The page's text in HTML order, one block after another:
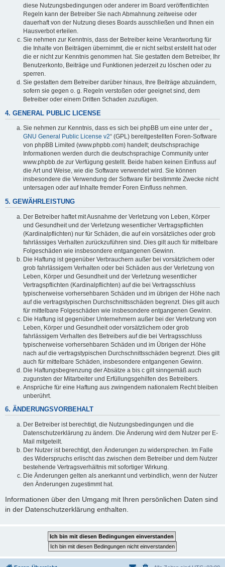
diese Nutzungsbedingungen oder anderer im Board veröffentlichten
Regeln kann der Betreiber Sie nach Abmahnung zeitweise oder
dauerhaft von der Nutzung dieses Boards ausschließen und Ihnen ein
Hausverbot erteilen.
Sie nehmen zur Kenntnis, dass der Betreiber keine Verantwortung für
die Inhalte von Beiträgen übernimmt, die er nicht selbst erstellt hat oder
die er nicht zur Kenntnis genommen hat. Sie gestatten dem Betreiber, Ihr
Benutzerkonto, Beiträge und Funktionen jederzeit zu löschen oder zu
sperren.
Sie gestatten dem Betreiber darüber hinaus, Ihre Beiträge abzuändern,
sofern sie gegen o. g. Regeln verstoßen oder geeignet sind, dem
Betreiber oder einem Dritten Schaden zuzufügen.
4. GENERAL PUBLIC LICENSE
Sie nehmen zur Kenntnis, dass es sich bei phpBB um eine unter der „
GNU General Public License v2“ (GPL) bereitgestellten Foren-Software
von phpBB Limited (www.phpbb.com) handelt; deutschsprachige
Informationen werden durch die deutschsprachige Community unter
www.phpbb.de zur Verfügung gestellt. Beide haben keinen Einfluss auf
die Art und Weise, wie die Software verwendet wird. Sie können
insbesondere die Verwendung der Software für bestimmte Zwecke nicht
untersagen oder auf Inhalte fremder Foren Einfluss nehmen.
5. GEWÄHRLEISTUNG
Der Betreiber haftet mit Ausnahme der Verletzung von Leben, Körper
und Gesundheit und der Verletzung wesentlicher Vertragspflichten
(Kardinalpflichten) nur für Schäden, die auf ein vorsätzliches oder grob
fahrlässiges Verhalten zurückzuführen sind. Dies gilt auch für mittelbare
Folgeschäden wie insbesondere entgangenen Gewinn.
Die Haftung ist gegenüber Verbrauchern außer bei vorsätzlichem oder
grob fahrlässigem Verhalten oder bei Schäden aus der Verletzung von
Leben, Körper und Gesundheit und der Verletzung wesentlicher
Vertragspflichten (Kardinalpflichten) auf die bei Vertragsschluss
typischerweise vorhersehbaren Schäden und im übrigen der Höhe nach
auf die vertragstypischen Durchschnittsschäden begrenzt. Dies gilt auch
für mittelbare Folgeschäden wie insbesondere entgangenen Gewinn.
Die Haftung ist gegenüber Unternehmern außer bei der Verletzung von
Leben, Körper und Gesundheit oder vorsätzlichem oder grob
fahrlässigem Verhalten des Betreibers auf die bei Vertragsschluss
typischerweise vorhersehbaren Schäden und im Übrigen der Höhe
nach auf die vertragstypischen Durchschnittsschäden begrenzt. Dies gilt
auch für mittelbare Schäden, insbesondere entgangenen Gewinn.
Die Haftungsbegrenzung der Absätze a bis c gilt sinngemäß auch
zugunsten der Mitarbeiter und Erfüllungsgehilfen des Betreibers.
Ansprüche für eine Haftung aus zwingendem nationalem Recht bleiben
unberührt.
6. ÄNDERUNGSVORBEHALT
Der Betreiber ist berechtigt, die Nutzungsbedingungen und die
Datenschutzerklärung zu ändern. Die Änderung wird dem Nutzer per E-
Mail mitgeteilt.
Der Nutzer ist berechtigt, den Änderungen zu widersprechen. Im Falle
des Widerspruchs erlischt das zwischen dem Betreiber und dem Nutzer
bestehende Vertragsverhältnis mit sofortiger Wirkung.
Die Änderungen gelten als anerkannt und verbindlich, wenn der Nutzer
den Änderungen zugestimmt hat.
Informationen über den Umgang mit Ihren persönlichen Daten sind
in der Datenschutzerklärung enthalten.